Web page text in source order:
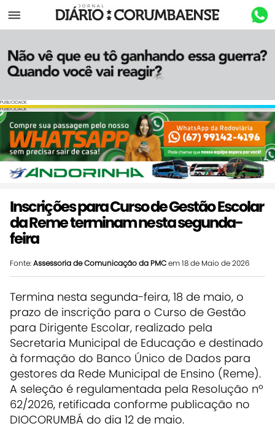
Menu
PUBLICIDADE
PUBLICIDADE
Inscrições para Curso de Gestão Escolar
da Reme terminam nesta segunda-
feira
Fonte:Assessoria de Comunicação da PMCem 18 de Maio de 2026
Termina nesta segunda-feira, 18 de maio, o
prazo de inscrição para o Curso de Gestão
para Dirigente Escolar, realizado pela
Secretaria Municipal de Educação e destinado
à formação do Banco Único de Dados para
gestores da Rede Municipal de Ensino (Reme).
A seleção é regulamentada pela Resolução nº
62/2026, retificada conforme publicação no
DIOCORUMBÁ do dia 12 de maio.